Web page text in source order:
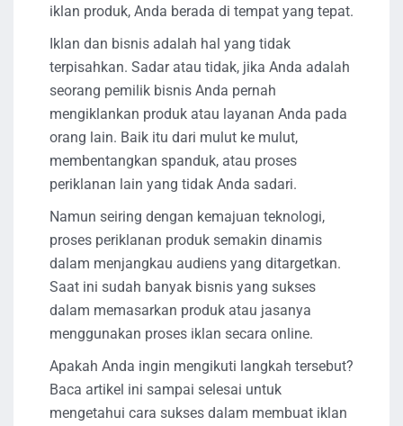
iklan produk, Anda berada di tempat yang tepat.
Iklan dan bisnis adalah hal yang tidak
terpisahkan. Sadar atau tidak, jika Anda adalah
seorang pemilik bisnis Anda pernah
mengiklankan produk atau layanan Anda pada
orang lain. Baik itu dari mulut ke mulut,
membentangkan spanduk, atau proses
periklanan lain yang tidak Anda sadari.
Namun seiring dengan kemajuan teknologi,
proses periklanan produk semakin dinamis
dalam menjangkau audiens yang ditargetkan.
Saat ini sudah banyak bisnis yang sukses
dalam memasarkan produk atau jasanya
menggunakan proses iklan secara online.
Apakah Anda ingin mengikuti langkah tersebut?
Baca artikel ini sampai selesai untuk
mengetahui cara sukses dalam membuat iklan